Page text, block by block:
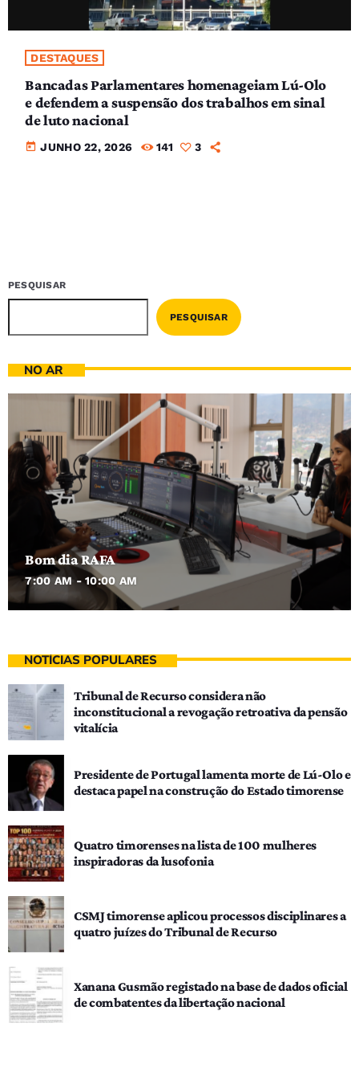
DESTAQUES
Bancadas Parlamentares homenageiam Lú-Olo
e defendem a suspensão dos trabalhos em sinal
de luto nacional
today JUNHO 22, 2026 141 3
PESQUISAR
PESQUISAR
NO AR
Bom dia RAFA
7:00 AM - 10:00 AM
NOTÍCIAS POPULARES
Tribunal de Recurso considera não
inconstitucional a revogação retroativa da pensão
vitalícia
Presidente de Portugal lamenta morte de Lú-Olo e
destaca papel na construção do Estado timorense
Quatro timorenses na lista de 100 mulheres
inspiradoras da lusofonia
CSMJ timorense aplicou processos disciplinares a
quatro juízes do Tribunal de Recurso
Xanana Gusmão registado na base de dados oficial
de combatentes da libertação nacional